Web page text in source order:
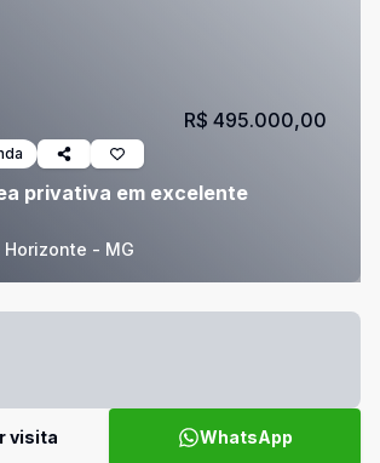
privativa em excelente
Horizonte - MG
R$ 495.000,00
visita WhatsApp